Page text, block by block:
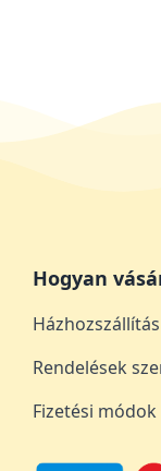
Hogyan
Házhozszállítás
Rendelések
Fizetési módok